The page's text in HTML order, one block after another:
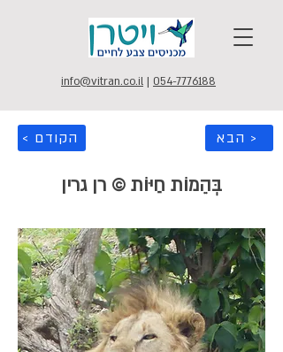
info@vitran.co.il | 054-7776188
< הקודם הבא >
בְּהֵמוֹת חַיּוֹת © רן גרין